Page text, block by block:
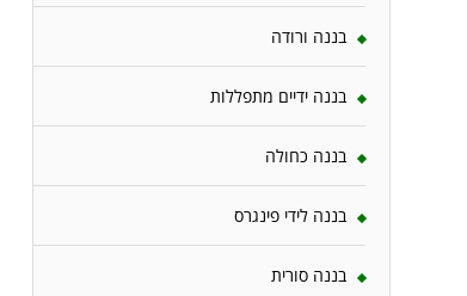
בננה ורודה
בננה ידיים מתפללות
בננה כחולה
בננה לידי פינגרס
בננה סורית